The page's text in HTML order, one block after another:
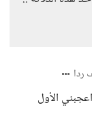
ردا
الأول